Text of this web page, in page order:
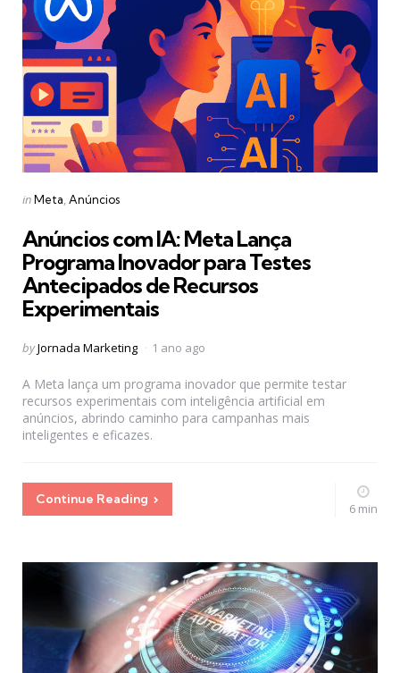
Categories
Posted
inMeta Anúncios
Anúncios com IA: Meta Lança
Programa Inovador para Testes
Antecipados de Recursos
Experimentais
Posted
byJornada Marketing 1 ano ago
A Meta lança um programa inovador que permite testar
recursos experimentais com inteligência artificial em
anúncios, abrindo caminho para campanhas mais
inteligentes e eficazes.
Continue Reading
6 min